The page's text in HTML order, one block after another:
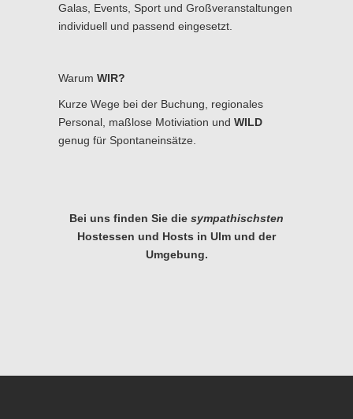
Galas, Events, Sport und Großveranstaltungen
individuell und passend eingesetzt.
Warum WIR?
Kurze Wege bei der Buchung, regionales
Personal, maßlose Motiviation und WILD
genug für Spontaneinsätze.
Bei uns finden Sie die sympathischsten
Hostessen und Hosts in Ulm und der
Umgebung.